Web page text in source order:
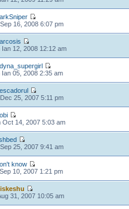
16, 2008 6:07 pm
Ian 12, 2008 12:12 am
Ian 05, 2008 2:35 am
25, 2007 5:11 pm
Oct 14, 2007 5:03 am
25, 2007 9:41 am
know
10, 2007 1:21 pm
31, 2007 10:05 am